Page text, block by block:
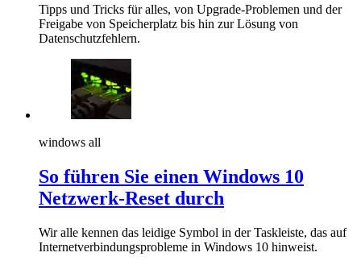
Tipps und Tricks für alles, von Upgrade-Problemen und der
Freigabe von Speicherplatz bis hin zur Lösung von
Datenschutzfehlern.
windows all
So führen Sie einen Windows 10
Netzwerk-Reset durch
Wir alle kennen das leidige Symbol in der Taskleiste, das auf
Internetverbindungsprobleme in Windows 10 hinweist.